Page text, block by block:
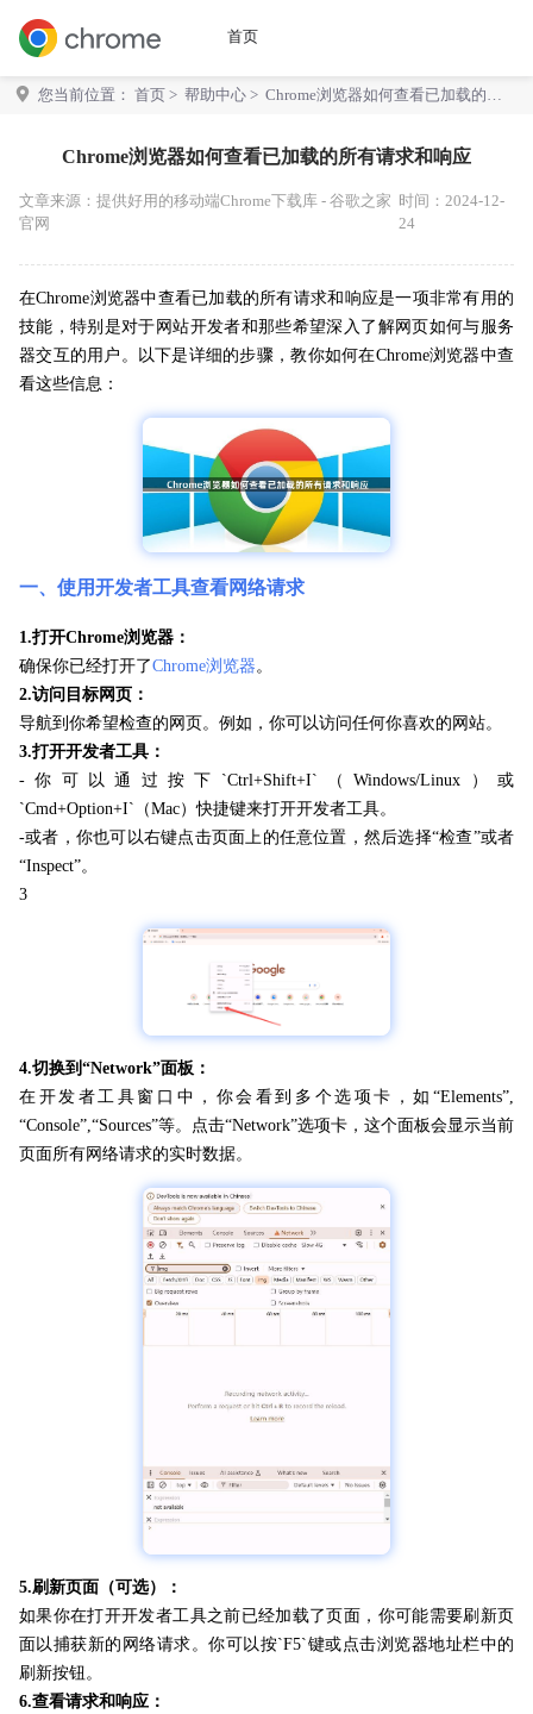
首页
您当前位置： 首页 > 帮助中心 > Chrome浏览器如何查看已加载的所
Chrome浏览器如何查看已加载的所有请求和响应
文章来源： 提供好用的移动端Chrome下载库 - 谷歌之家
官网
时间：2024-12-
24
在Chrome浏览器中查看已加载的所有请求和响应是一项非常有用的
技能，特别是对于网站开发者和那些希望深入了解网页如何与服务
器交互的用户。以下是详细的步骤，教你如何在Chrome浏览器中查
看这些信息：
一、使用开发者工具查看网络请求
1.打开Chrome浏览器：
确保你已经打开了Chrome浏览器 。
2.访问目标网页：
导航到你希望检查的网页。例如，你可以访问任何你喜欢的网站。
3.打开开发者工具：
-你可以通过按下`Ctrl+Shift+I`（Windows/Linux）或
`Cmd+Option+I`（Mac）快捷键来打开开发者工具。
-或者，你也可以右键点击页面上的任意位置，然后选择“检查”或者
“Inspect”。
3
4.切换到“Network”面板：
在开发者工具窗口中，你会看到多个选项卡，如“Elements”,
“Console”,“Sources”等。点击“Network”选项卡，这个面板会显示当前
页面所有网络请求的实时数据。
5.刷新页面（可选）：
如果你在打开开发者工具之前已经加载了页面，你可能需要刷新页
面以捕获新的网络请求。你可以按`F5`键或点击浏览器地址栏中的
刷新按钮。
6.查看请求和响应：